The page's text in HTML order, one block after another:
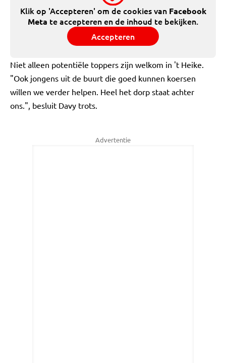
Klik op 'Accepteren' om de cookies van Facebook
Meta te accepteren en de inhoud te bekijken.
Accepteren
Niet alleen potentiële toppers zijn welkom in 't Heike.
"Ook jongens uit de buurt die goed kunnen koersen
willen we verder helpen. Heel het dorp staat achter
ons.", besluit Davy trots.
Advertentie